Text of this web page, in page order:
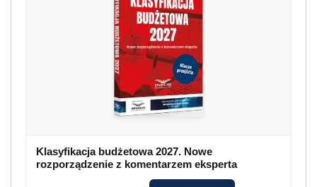
Klasyfikacja budżetowa 2027. Nowe
rozporządzenie z komentarzem eksperta